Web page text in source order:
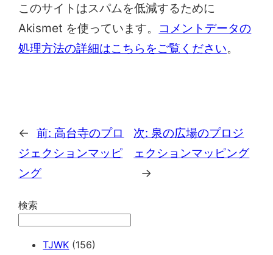
このサイトはスパムを低減するために
Akismet を使っています。
コメントデータの
処理方法の詳細はこちらをご覧ください。
← 前:高台寺のプロ
ジェクションマッピ
ング
次: 泉の広場のプロジ
ェクションマッピング
→
検索
TJWK (156)